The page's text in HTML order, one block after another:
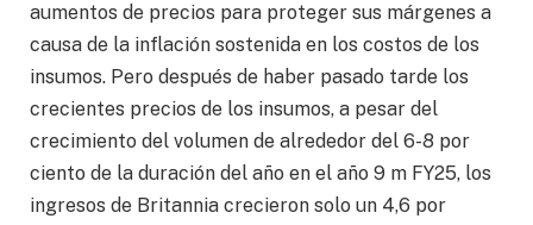
aumentos de precios para proteger sus márgenes a
causa de la inflación sostenida en los costos de los
insumos. Pero después de haber pasado tarde los
crecientes precios de los insumos, a pesar del
crecimiento del volumen de alrededor del 6-8 por
ciento de la duración del año en el año 9 m FY25, los
ingresos de Britannia crecieron solo un 4,6 por